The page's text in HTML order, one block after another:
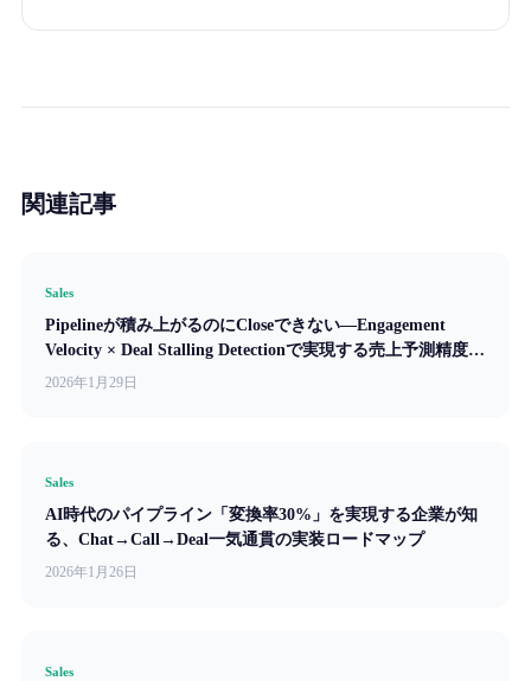
関連記事
Sales
Pipelineが積み上がるのにCloseできない—Engagement
Velocity × Deal Stalling Detectionで実現する売上予測精度
87%への道筋
2026年1月29日
Sales
AI時代のパイプライン「変換率30%」を実現する企業が知
る、Chat→Call→Deal一気通貫の実装ロードマップ
2026年1月26日
Sales